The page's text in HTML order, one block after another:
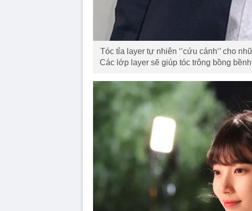
Tóc tỉa layer tự nhiên ‘’cứu cánh‘’ cho
Các lớp layer sẽ giúp tóc trông bồng